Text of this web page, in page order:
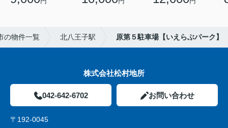
の物件一覧 北八王子駅 原第５駐車場【いえらぶパーク】
株式会社松村地所
042-642-6702 お問い合わせ
〒192-0045